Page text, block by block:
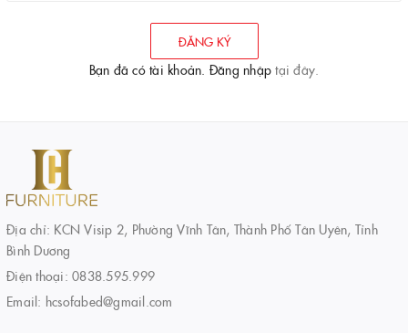
ĐĂNG KÝ
Bạn đã có tài khoản. Đăng nhậptại đây.
Địa chỉ: KCN Visip 2, Phường Vĩnh Tân, Thành Phố Tân Uyên, Tỉnh
Bình Dương
Điện thoại: 0838.595.999
Email: hcsofabed@gmail.com